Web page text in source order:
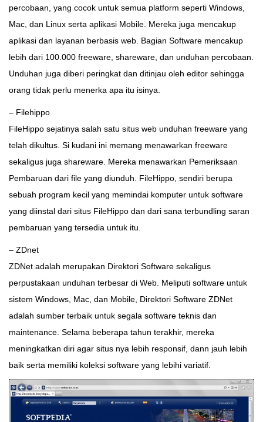
percobaan, yang cocok untuk semua platform seperti Windows,
Mac, dan Linux serta aplikasi Mobile. Mereka juga mencakup
aplikasi dan layanan berbasis web. Bagian Software mencakup
lebih dari 100.000 freeware, shareware, dan unduhan percobaan.
Unduhan juga diberi peringkat dan ditinjau oleh editor sehingga
orang tidak perlu menerka apa itu isinya.
– Filehippo
FileHippo sejatinya salah satu situs web unduhan freeware yang
telah dikultus. Si kudani ini memang menawarkan freeware
sekaligus juga shareware. Mereka menawarkan Pemeriksaan
Pembaruan dari file yang diunduh. FileHippo, sendiri berupa
sebuah program kecil yang memindai komputer untuk software
yang diinstal dari situs FileHippo dan dari sana terbundling saran
pembaruan yang tersedia untuk itu.
– ZDnet
ZDNet adalah merupakan Direktori Software sekaligus
perpustakaan unduhan terbesar di Web. Meliputi software untuk
sistem Windows, Mac, dan Mobile, Direktori Software ZDNet
adalah sumber terbaik untuk segala software teknis dan
maintenance. Selama beberapa tahun terakhir, mereka
meningkatkan diri agar situs nya lebih responsif, dann jauh lebih
baik serta memiliki koleksi software yang lebihi variatif.